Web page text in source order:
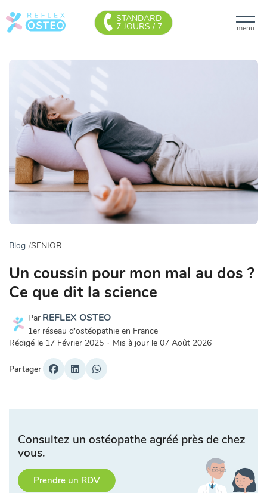
menu
STANDARD
7 JOURS / 7
Blog SENIOR
Un coussin pour mon mal au dos ?
Ce que dit la science
Par REFLEX OSTEO
1er réseau d'ostéopathie en France
Rédigé le 17 Février 2025 · Mis à jour le 07 Août 2026
Partager
Consultez un ostéopathe agréé près de chez
vous.
Prendre un RDV